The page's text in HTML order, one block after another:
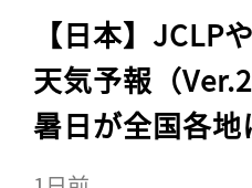
【日本】JCLP
天気予報（
暑日が全国各地